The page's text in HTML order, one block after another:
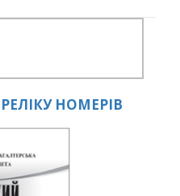
НОМЕРІВ